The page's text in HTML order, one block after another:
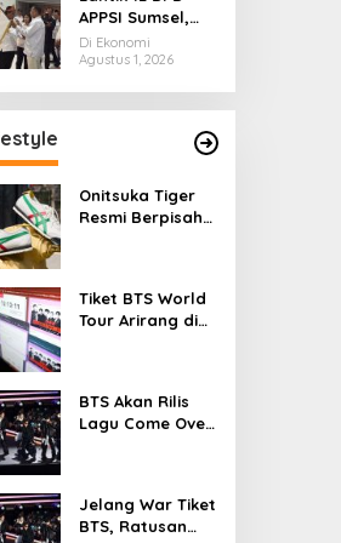
APPSI Sumsel,
Don Muzakir
Minta Pengurus
Di Ekonomi
Agustus 1, 2026
Onitsuka Tiger
Resmi Berpisah
Tiket BTS World
Tour Arirang di
BTS Akan Rilis
Lagu Come Over
Jelang War Tiket
BTS, Ratusan